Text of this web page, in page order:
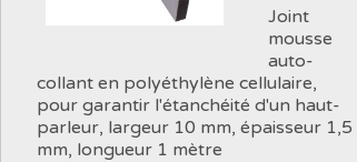
Joint
mousse
auto-
collant en polyéthylène cellulaire,
pour garantir l'étanchéité d'un haut-
parleur, largeur 10 mm, épaisseur 1,5
mm, longueur 1 mètre